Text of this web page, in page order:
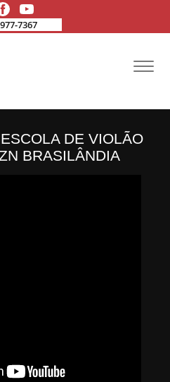
7367
DE VIOLÃO
BRASILÂNDIA